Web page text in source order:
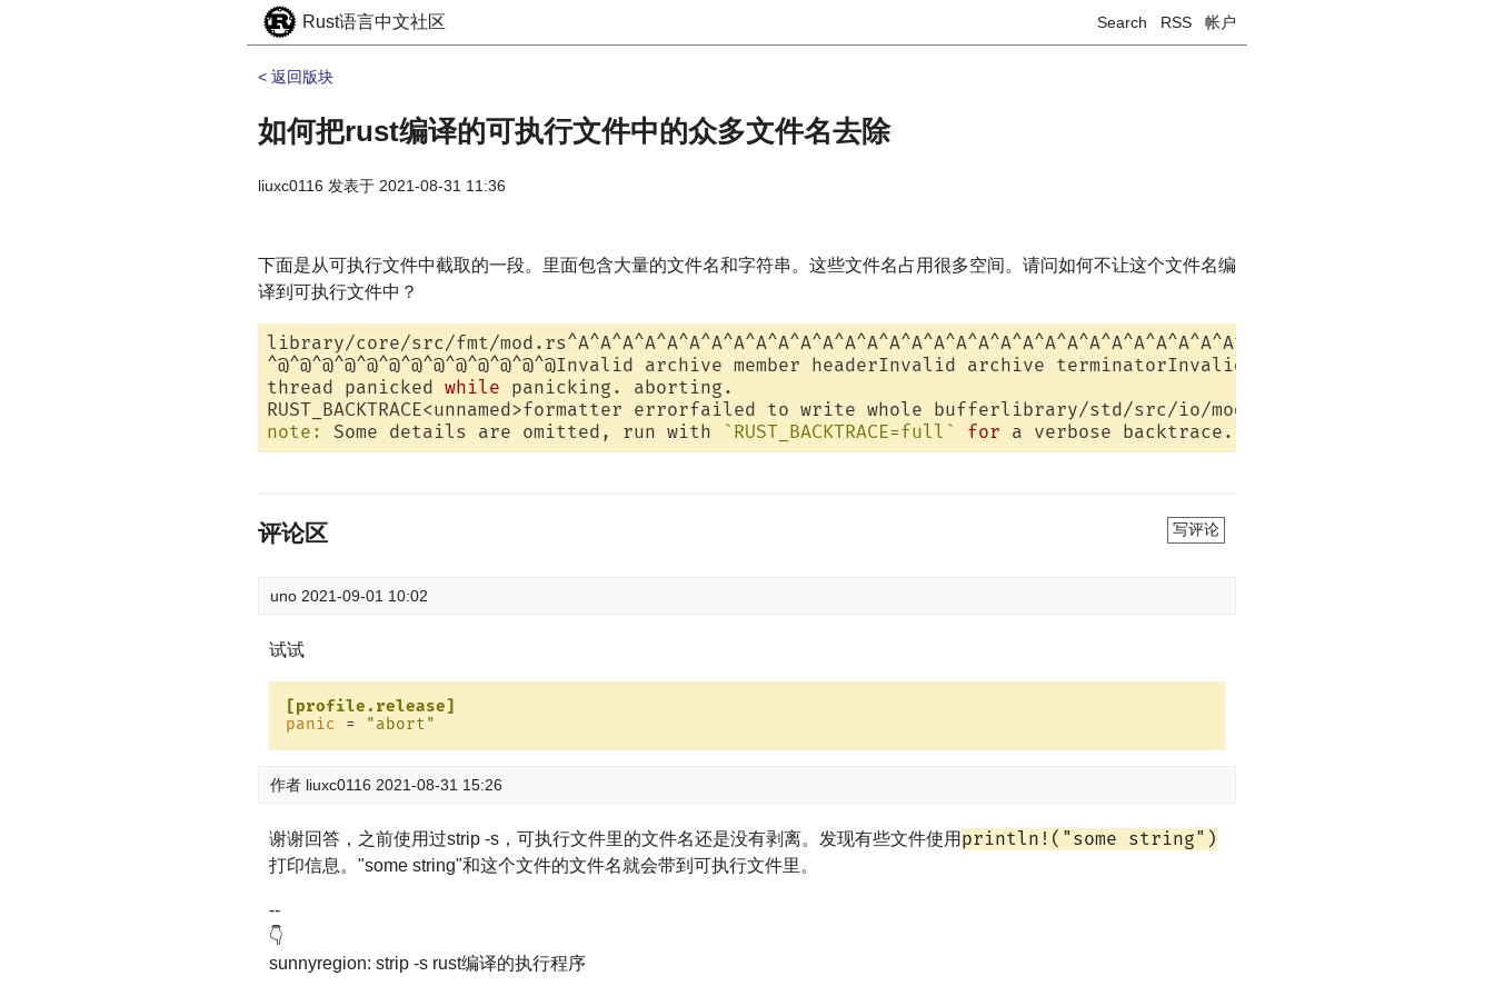
Rust语言中文社区 Search RSS 帐户
< 返回版块
如何把rust编译的可执行文件中的众多文件名去除
liuxc0116 发表于 2021-08-31 11:36
下面是从可执行文件中截取的一段。里面包含大量的文件名和字符串。这些文件名占用很多空间。请问如何不让这个文件名编
译到可执行文件中？
library/core/src/fmt/
^@^@^@^@^@^@^@^@^@^@^@^@^@Invalid archive member headerInvalid archive terminatorInvalid archive
thread panicked while panicking. aborting.
RUST_BACKTRACE<unnamed>formatter errorfailed to write whole bufferlibrary/std/src/io/mod.
note:
Some details are omitted, run with `RUST_BACKTRACE=full` for
评论区 写评论
uno 2021-09-01 10:02
试试
[profile.release]
panic
= "abort"
作者 liuxc0116 2021-08-31 15:26
谢谢回答，之前使用过strip -s，可执行文件里的文件名还是没有剥离。发现有些文件使用 println!("some string")
打印信息。"some string"和这个文件的文件名就会带到可执行文件里。
--
👇
sunnyregion: strip -s rust编译的执行程序